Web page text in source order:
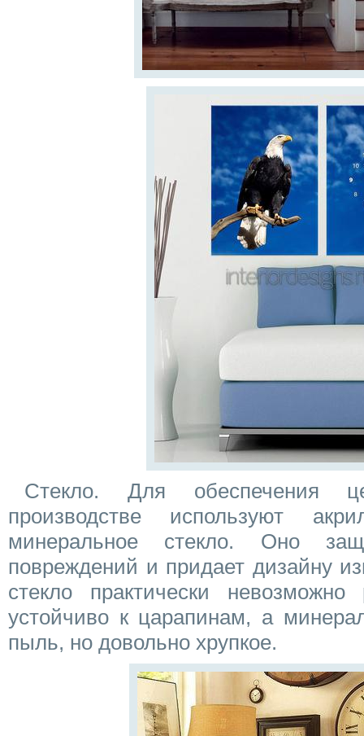
Стекло. Для обеспечения
производстве используют
минеральное стекло. Оно
повреждений и придает дизайну
стекло практически
устойчиво к царапинам, а
пыль, но довольно хрупкое.